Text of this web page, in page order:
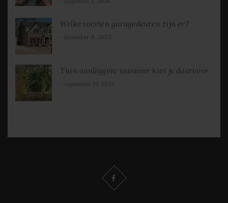
Welke soorten garagedeuren zijn er?
december 11, 2025
Tuin aanleggen: wanneer kies je daarvoor
september 19, 2025